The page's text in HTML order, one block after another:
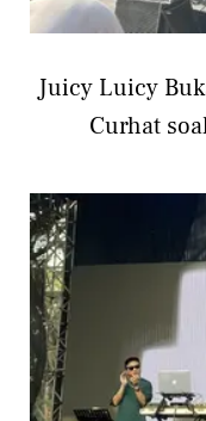
Juicy Luicy
Curhat